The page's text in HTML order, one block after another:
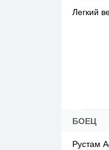
Легкий
БОЕЦ
Рустам